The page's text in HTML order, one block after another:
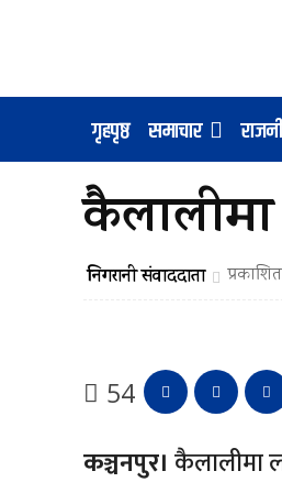
गृहपृष्ठ समाचार
निगरानी संवाददाता
54
कञ्चनपुर। कैलालीमा